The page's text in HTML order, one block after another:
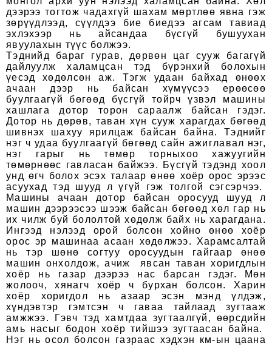
дээрээ тогтож чадахгүй шахам мөртлөө явна гэж
зөрүүдлээд, сүүлдээ бие биедээ агсам тавиад
эхлэхээр нь айсандаа бүсгүй бушуухан
явуулахын түүс болжээ.
Тэднийд бараг гурав, дөрвөн цаг сууж багагүй
дайлуулж халамцсан тэд бүрэнхий болохын
үесэд хөдөлсөн аж. Тэгж удаан байхад өнөөх
ачаан дээр нь байсан хүмүүсээ ерөөсөө
буулгаагүй бөгөөд бүсгүй тойрч үзвэл машины
хашлага дотор торон сараалж байсан гэдэг.
Дотор нь дөрөв, таван хүн сууж харагдах бөгөөд
шивнэх шахуу ярилцаж байсан байна. Тэднийг
нэг ч удаа буулгаагүй бөгөөд сайн ажиглавал нэг,
нэг гарыг нь төмөр торныхоо хажуугийн
төмөрнөөс гавласан байжээ. Бүсгүй тэдэнд хоол
унд өгч болох эсэх талаар өнөө хоёр орос эрээс
асуухад тэд шууд л үгүй гэж толгой сэгсэрчээ.
Машины ачаан дотор байсан оросууд шууд л
машин дээрээсээ шээж байсан бөгөөд хөл гар нь
их чилж буй бололтой хөдөлж байх нь харагдана.
Ингээд нэлээд орой болсон хойно өнөө хоёр
орос эр машинаа асаан хөдөлжээ. Харамсалтай
нь тэр шөнө согтуу оросуудын гайгаар өнөө
машин онхолдож, ачиж явсан таван хоригдлын
хоёр нь газар дээрээ нас барсан гэдэг. Мөн
жолооч, хянагч хоёр ч бурхан болсон. Харин
хоёр хоригдол нь азаар эсэн мэнд үлдэж,
хүндэвтэр гэмтсэн ч гаваа тайлаад зугтааж
амжжээ. Гэвч тэд хамтдаа зугтаалгүй, өөрсдийн
амь насыг бодон хоёр тийшээ зугтаасан байна.
Нэг нь осол болсон газраас хэдхэн км-ын цаана